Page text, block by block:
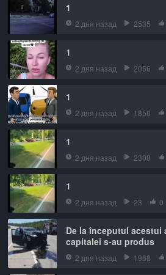
1
2 дня назад 2535
1
2 дня назад 2056
1
2 дня назад 1850
1
2 дня назад 2308
1
2 дня назад 23 0
De la începutul acestui
capitalei s-au produs
2 дня назад 1968